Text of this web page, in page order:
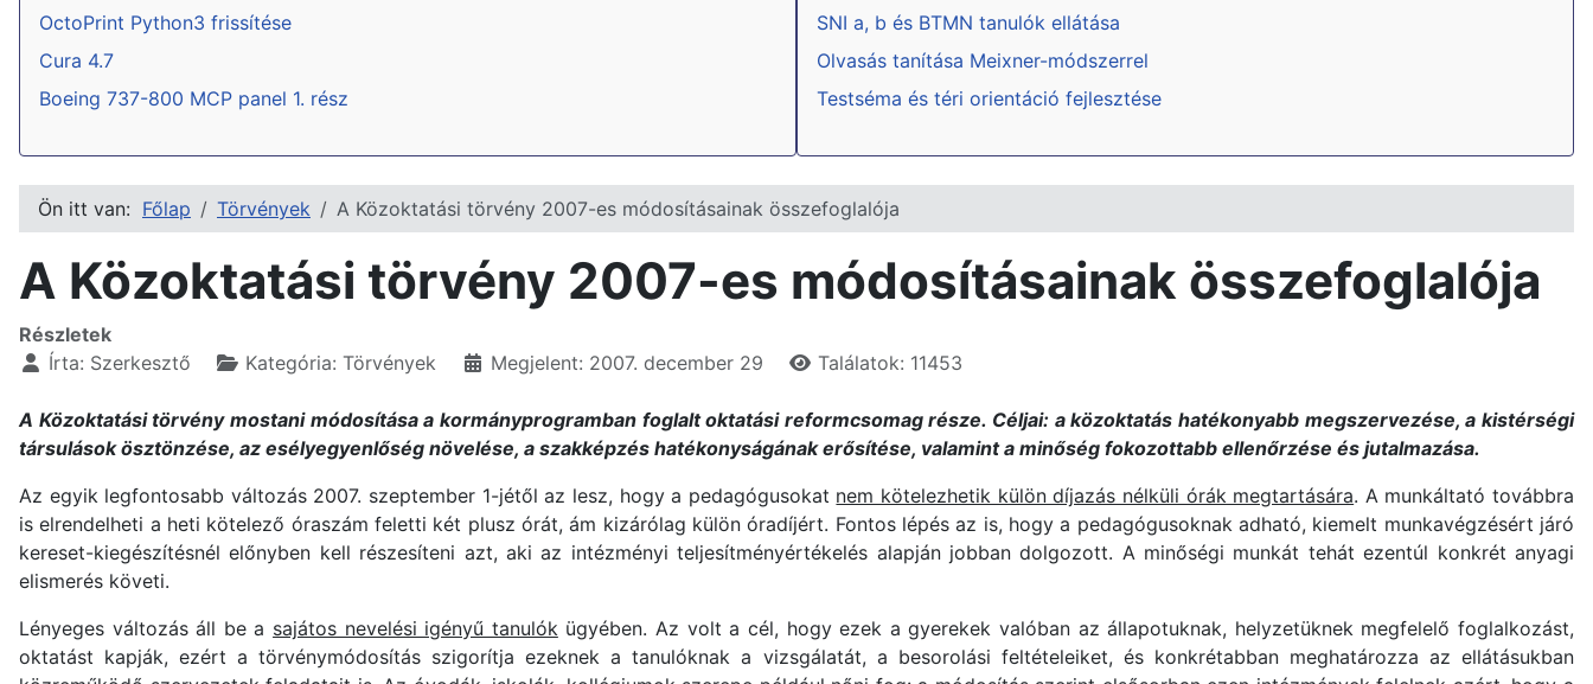
OctoPrint Python3 frissítése
Cura 4.7
Boeing 737-800 MCP panel 1. rész
SNI a, b és BTMN tanulók ellátása
Olvasás tanítása Meixner-módszerrel
Testséma és téri orientáció fejlesztése
Ön itt van: Főlap Törvények A Közoktatási törvény 2007-es módosításainak összefoglalója
A Közoktatási törvény 2007-es módosításainak összefoglalója
Részletek
Írta: Szerkesztő Kategória: Törvények Megjelent: 2007. december 29 Találatok: 11453
A Közoktatási törvény mostani módosítása a kormányprogramban foglalt oktatási reformcsomag része. Céljai: a közoktatás hatékonyabb megszervezése, a kistérségi
társulások ösztönzése, az esélyegyenlőség növelése, a szakképzés hatékonyságának erősítése, valamint a minőség fokozottabb ellenőrzése és jutalmazása.
Az egyik legfontosabb változás 2007. szeptember 1-jétől az lesz, hogy a pedagógusokat nem kötelezhetik külön díjazás nélküli órák megtartására. A munkáltató továbbra
is elrendelheti a heti kötelező óraszám feletti két plusz órát, ám kizárólag külön óradíjért. Fontos lépés az is, hogy a pedagógusoknak adható, kiemelt munkavégzésért járó
kereset-kiegészítésnél előnyben kell részesíteni azt, aki az intézményi teljesítményértékelés alapján jobban dolgozott. A minőségi munkát tehát ezentúl konkrét anyagi
elismerés követi.
Lényeges változás áll be a sajátos nevelési igényű tanulókügyében. Az volt a cél, hogy ezek a gyerekek valóban az állapotuknak, helyzetüknek megfelelő foglalkozást,
oktatást kapják, ezért a törvénymódosítás szigorítja ezeknek a tanulóknak a vizsgálatát, a besorolási feltételeiket, és konkrétabban meghatározza az ellátásukban